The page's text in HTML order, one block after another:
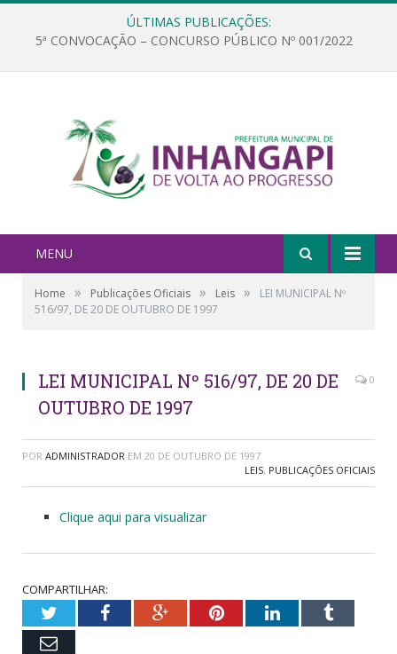
ÚLTIMAS PUBLICAÇÕES:
5ª CONVOCAÇÃO – CONCURSO PÚBLICO Nº 001/2022
MENU
Home » Publicações Oficiais » Leis »
LEI MUNICIPAL Nº
516/97, DE 20 DE OUTUBRO DE 1997
LEI MUNICIPAL Nº 516/97, DE 20 DE
OUTUBRO DE 1997
0
POR ADMINISTRADOR EM 20 DE OUTUBRO DE 1997
LEIS, PUBLICAÇÕES OFICIAIS
Clique aqui para visualizar
COMPARTILHAR:
TwitterFacebookGoogle+PinterestLinkedInTumblr
Email